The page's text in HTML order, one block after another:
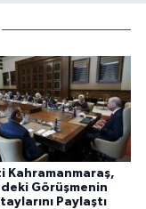
Kahramanmaraş,
Görüşmenin
Paylaştı